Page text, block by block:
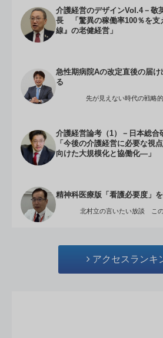
介護経営のデザインVol.4－敬
長 「驚異の稼働率100％を支
線』の老健経営」
急性期病院Aの改定直後の届け
る
先が見えない時代の戦略
介護経営論考（1）－日本総
「今後の介護経営に必要な視
向けた大規模化と協働化―」
精神科医療版「看護必要度」
北村立の言いたい放談 この
アクセスランキ